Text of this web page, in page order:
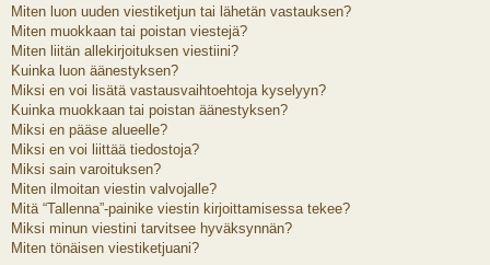
Miten luon uuden viestiketjun tai lähetän vastauksen?
Miten muokkaan tai poistan viestejä?
Miten liitän allekirjoituksen viestiini?
Kuinka luon äänestyksen?
Miksi en voi lisätä vastausvaihtoehtoja kyselyyn?
Kuinka muokkaan tai poistan äänestyksen?
Miksi en pääse alueelle?
Miksi en voi liittää tiedostoja?
Miksi sain varoituksen?
Miten ilmoitan viestin valvojalle?
Mitä “Tallenna”-painike viestin kirjoittamisessa tekee?
Miksi minun viestini tarvitsee hyväksynnän?
Miten tönäisen viestiketjuani?